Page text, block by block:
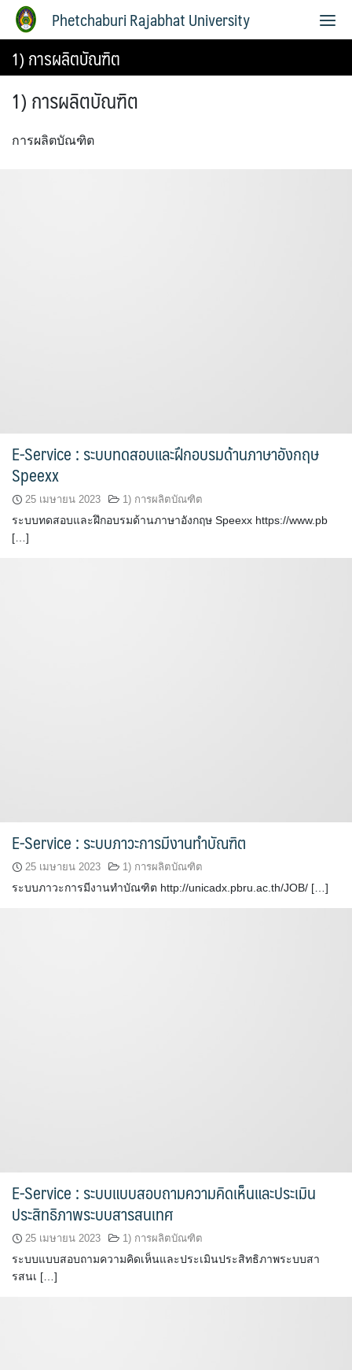
Phetchaburi Rajabhat University
1) การผลิตบัณฑิต
1) การผลิตบัณฑิต
การผลิตบัณฑิต
E-Service : ระบบทดสอบและฝึกอบรมด้านภาษาอังกฤษ
Speexx
25 เมษายน 2023 1) การผลิตบัณฑิต
ระบบทดสอบและฝึกอบรมด้านภาษาอังกฤษ Speexx https://www.pb
[…]
E-Service : ระบบภาวะการมีงานทำบัณฑิต
25 เมษายน 2023 1) การผลิตบัณฑิต
ระบบภาวะการมีงานทำบัณฑิต http://unicadx.pbru.ac.th/JOB/ […]
E-Service : ระบบแบบสอบถามความคิดเห็นและประเมิน
ประสิทธิภาพระบบสารสนเทศ
25 เมษายน 2023 1) การผลิตบัณฑิต
ระบบแบบสอบถามความคิดเห็นและประเมินประสิทธิภาพระบบสา
รสนเ […]